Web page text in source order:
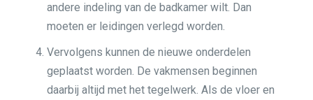
andere indeling van de badkamer wilt. Dan
moeten er leidingen verlegd worden.
Vervolgens kunnen de nieuwe onderdelen
geplaatst worden. De vakmensen beginnen
daarbij altijd met het tegelwerk. Als de vloer en